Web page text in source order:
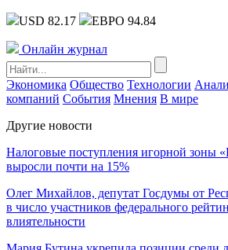
USD 82.17 ЕВРО 94.84
Онлайн журнал
Экономика Общество Технологии
компаний События Мнения В мире
Другие новости
Налоговые поступления игорной зоны
выросли почти на 15%
Олег Михайлов, депутат Госдумы от
в число участников федерального
влиятельности